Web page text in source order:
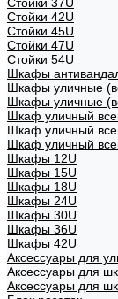
Стойки 42U
Стойки 45U
Стойки 47U
Стойки 54U
Шкафы
Шкафы уличные
Шкафы уличные
Шкаф уличный
Шкаф уличный
Шкаф уличный
Шкафы 12U
Шкафы 15U
Шкафы 18U
Шкафы 24U
Шкафы 30U
Шкафы 36U
Шкафы 42U
Аксессуары для
Аксессуары для
Аксессуары для